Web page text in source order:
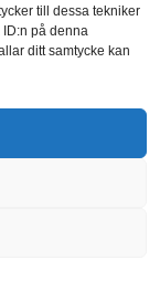
till dessa tekniker
på denna
ditt samtycke kan